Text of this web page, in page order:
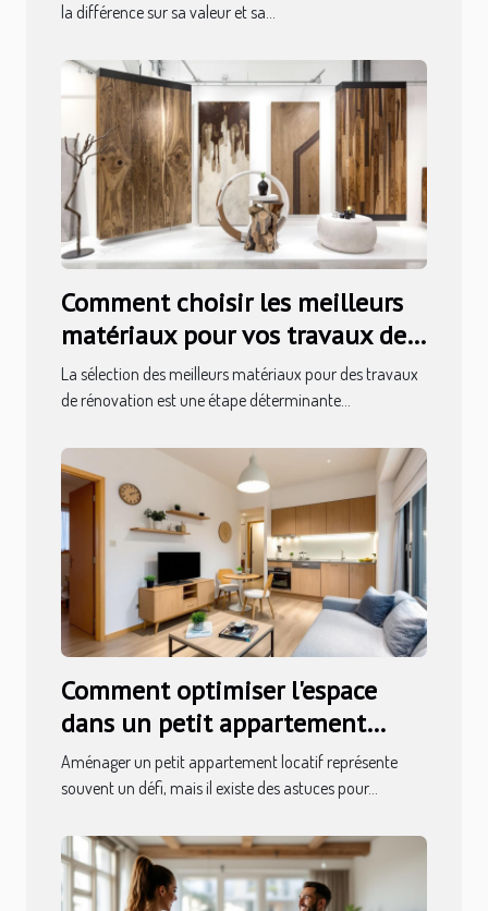
la différence sur sa valeur et sa...
Comment choisir les meilleurs
matériaux pour vos travaux de
rénovation ?
La sélection des meilleurs matériaux pour des travaux
de rénovation est une étape déterminante...
Comment optimiser l'espace
dans un petit appartement
locatif ?
Aménager un petit appartement locatif représente
souvent un défi, mais il existe des astuces pour...